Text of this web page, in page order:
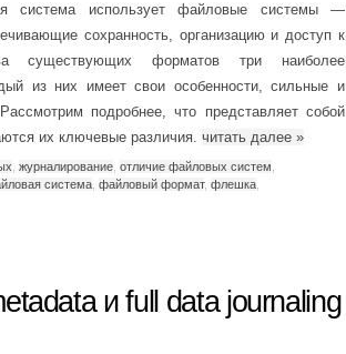
система использует файловые системы —
сохранность, организацию и доступ к
существующих форматов три наиболее
из них имеет свои особенности, сильные и
подробнее, что представляет собой
их ключевые различия. читать далее »
журналирование отличие файловых систем
система файловый формат, флешка
и full data journaling